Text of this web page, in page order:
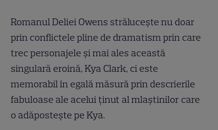
Romanul Deliei Owens strălucește nu doar
prin conflictele pline de dramatism prin care
trec personajele și mai ales această
singulară eroină, Kya Clark, ci este
memorabil în egală măsură prin descrierile
fabuloase ale acelui ținut al mlaștinilor care
o adăpostește pe Kya.